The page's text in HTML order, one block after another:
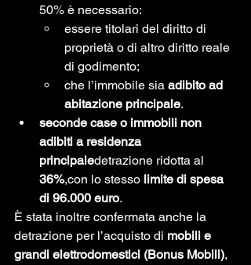
50% è necessario:
essere titolari del diritto di
proprietà o di altro diritto reale
di godimento;
che l’immobile sia adibito ad
abitazione principale.
seconde case o immobili non
adibiti a residenza
principaledetrazione ridotta al
36%,con lo stesso limite di spesa
di 96.000 euro.
È stata inoltre confermata anche la
detrazione per l’acquisto di mobili e
grandi elettrodomestici (Bonus Mobili),